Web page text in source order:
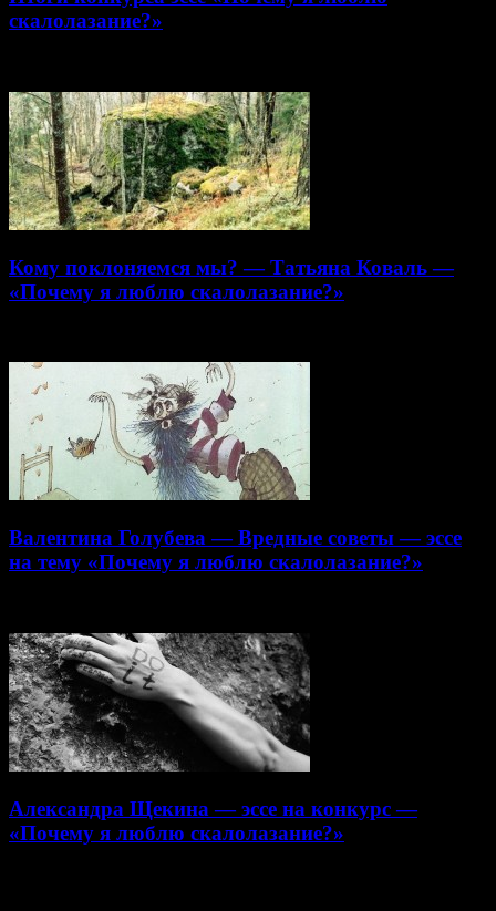
скалолазание?»
Кому поклоняемся мы? — Татьяна Коваль —
«Почему я люблю скалолазание?»
Валентина Голубева — Вредные советы — эссе
на тему «Почему я люблю скалолазание?»
Александра Щекина — эссе на конкурс —
«Почему я люблю скалолазание?»